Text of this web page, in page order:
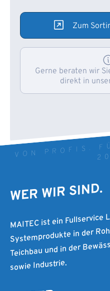
Zum
Gerne beraten wir
direkt in
VON PROFIS.
WER WIR SIND.
MAITEC ist ein
Systemprodukte in der
Teichbau und in der
sowie Industrie.